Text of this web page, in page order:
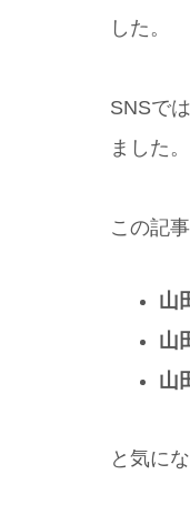
した。
SNSで
ました。
この記
山
山
山
と気に